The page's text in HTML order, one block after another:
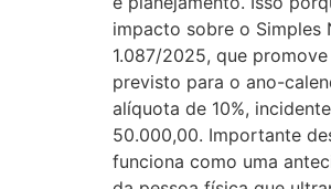
impacto sobre o Simples
1.087/2025, que
previsto para o ano-
alíquota de 10%,
50.000,00. Importante
funciona como uma